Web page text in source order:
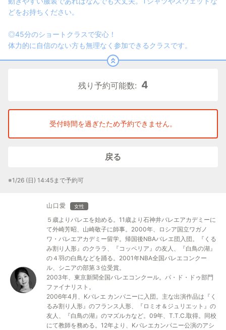
どをお持ちください。
◎45分のショートクラスで安心！
体力的に自信のない方も無理なく参加できるクラスです。
残り予約可能数: 4
受付時間を過ぎたため予約できません。
戻る
※1/26 (日) 14:45まで予約可
山口愛 女性
５歳よりバレエを始める。11歳より石神井バレエアカデミーに
て外崎芳昭、山崎敬子に師事。2000年、ロシア国立ワガノ
ワ・バレエアカデミー留学。帰国後NBAバレエ団入団。『くる
み割り人形』のクララ、『コッペリア』の友人、『白鳥の湖』
の４羽の白鳥などを踊る。2001年NBA全国バレエコンクー
ル、シニアの部第３位受賞。
2003年、東京新聞全国バレエコンクール。パ・ド・ドゥ部門
ファイナリスト。
2006年4月、Kバレエ カンパニーに入団。主な出演作品は『く
るみ割り人形』のフランス人形、『ロミオ＆ジュリエット』の
友人、『白鳥の湖』のマズルカなど。09年、T.T.C.取得。同校
にて教師を務める。12年より、Kバレエカンパニー公演のアシ